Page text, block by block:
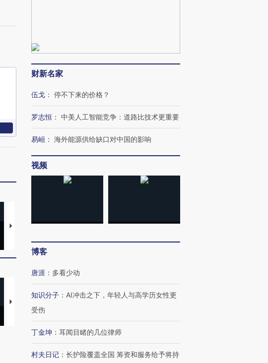
视线｜“入侵”还是“人道危
飞地休达
4000人
米
特朗普出席葬礼疑似打瞌
睡引争议 白宫怒斥批评
者“堕落的白痴”
猛犸象化石接连露出
阿根廷3-0阿尔及利亚
财新名家
伍戈 ： 停不下来的价格？
罗志恒 ： 中美人工智能竞争：道路比技术更重要
易峘 ： 海外能源供给缺口对中国的影响
视频
博客
唐涯 ： 多看少动
知识分子 ： AI冲击之下，年轻人与高学历女性更
受伤
丁金坤 ： 耳闻目睹的几位律师
村夫日记 ： 长护险覆盖全国 筹资和服务给予将持